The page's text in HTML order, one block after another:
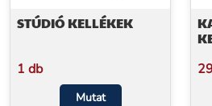
STÚDIÓ KELLÉKEK
1 db
Mutat